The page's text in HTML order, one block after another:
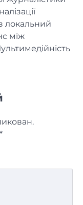
локальний
між
*